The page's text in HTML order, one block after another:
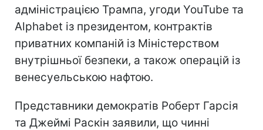
адміністрацією Трампа, угоди YouTube та
Alphabet із президентом, контрактів
приватних компаній із Міністерством
внутрішньої безпеки, а також операцій із
венесуельською нафтою.
Представники демократів Роберт Гарсія
та Джеймі Раскін заявили, що чинні